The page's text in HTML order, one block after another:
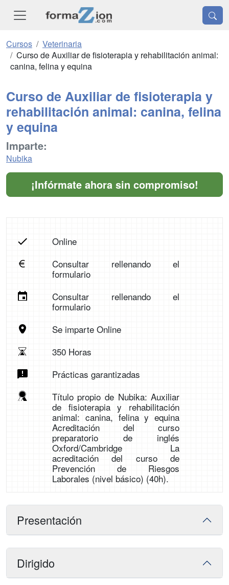
Cursos
Veterinaria
Curso de Auxiliar de fisioterapia y rehabilitación animal:
canina, felina y equina
Curso de Auxiliar de fisioterapia y
rehabilitación animal: canina, felina
y equina
Imparte:
Nubika
¡Infórmate ahora sin compromiso!
Online
Consultar rellenando el
formulario
Consultar rellenando el
formulario
Se imparte Online
350 Horas
Prácticas garantizadas
Título propio de Nubika: Auxiliar
de fisioterapia y rehabilitación
animal: canina, felina y equina
Acreditación del curso
preparatorio de inglés
Oxford/Cambridge La
acreditación del curso de
Prevención de Riesgos
Laborales (nivel básico) (40h).
Presentación
Dirigido